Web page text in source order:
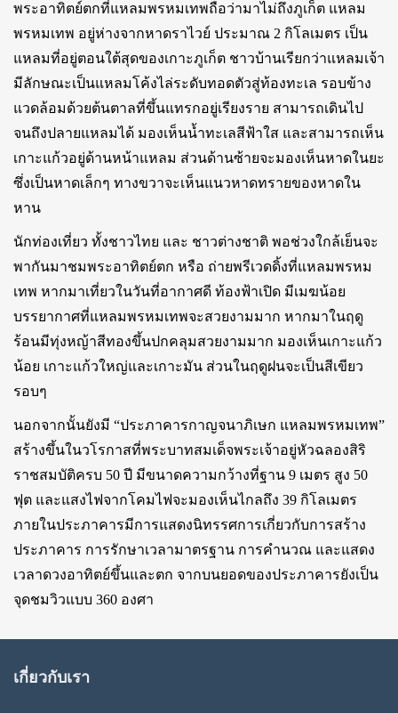
พระอาทิตย์ตกที่แหลมพรหมเทพถือว่ามาไม่ถึงภูเก็ต แหลม
พรหมเทพ อยู่ห่างจากหาดราไวย์ ประมาณ 2 กิโลเมตร เป็น
แหลมที่อยู่ตอนใต้สุดของเกาะภูเก็ต ชาวบ้านเรียกว่าแหลมเจ้า
มีลักษณะเป็นแหลมโค้งไล่ระดับทอดตัวสู่ท้องทะเล รอบข้าง
แวดล้อมด้วยต้นตาลที่ขึ้นแทรกอยู่เรียงราย สามารถเดินไป
จนถึงปลายแหลมได้ มองเห็นน้ำทะเลสีฟ้าใส และสามารถเห็น
เกาะแก้วอยู่ด้านหน้าแหลม ส่วนด้านซ้ายจะมองเห็นหาดในยะ
ซึ่งเป็นหาดเล็กๆ ทางขวาจะเห็นแนวหาดทรายของหาดใน
หาน
นักท่องเที่ยว ทั้งชาวไทย และ ชาวต่างชาติ พอช่วงใกล้เย็นจะ
พากันมาชมพระอาทิตย์ตก หรือ ถ่ายพรีเวดดิ้งที่แหลมพรหม
เทพ หากมาเที่ยวในวันที่อากาศดี ท้องฟ้าเปิด มีเมฆน้อย
บรรยากาศที่แหลมพรหมเทพจะสวยงามมาก หากมาในฤดู
ร้อนมีทุ่งหญ้าสีทองขึ้นปกคลุมสวยงามมาก มองเห็นเกาะแก้ว
น้อย เกาะแก้วใหญ่และเกาะมัน ส่วนในฤดูฝนจะเป็นสีเขียว
รอบๆ
นอกจากนั้นยังมี “ประภาคารกาญจนาภิเษก แหลมพรหมเทพ”
สร้างขึ้นในวโรกาสที่พระบาทสมเด็จพระเจ้าอยู่หัวฉลองสิริ
ราชสมบัติครบ 50 ปี มีขนาดความกว้างที่ฐาน 9 เมตร สูง 50
ฟุต และแสงไฟจากโคมไฟจะมองเห็นไกลถึง 39 กิโลเมตร
ภายในประภาคารมีการแสดงนิทรรศการเกี่ยวกับการสร้าง
ประภาคาร การรักษาเวลามาตรฐาน การคำนวณ และแสดง
เวลาดวงอาทิตย์ขึ้นและตก จากบนยอดของประภาคารยังเป็น
จุดชมวิวแบบ 360 องศา
เกี่ยวกับเรา